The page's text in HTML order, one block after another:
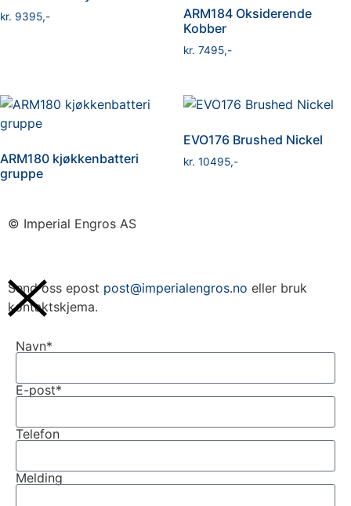
kr 9395
ARM184 Oksiderende
Kobber
kr 7495
ARM180 kjøkkenbatteri
gruppe
EVO176 Brushed Nickel
kr 10495
© Imperial Engros AS
Send oss epost post@imperialengros.no eller bruk
kontaktskjema.
Navn*
E-post*
Telefon
Melding